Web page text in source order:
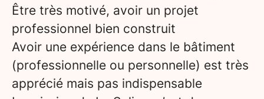
Être très motivé, avoir un projet
professionnel bien construit
Avoir une expérience dans le bâtiment
(professionnelle ou personnelle) est très
apprécié mais pas indispensable